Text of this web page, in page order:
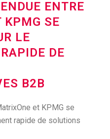
ENTRE
KPMG SE
LE
DE
B2B
et KPMG se
rapide de solutions